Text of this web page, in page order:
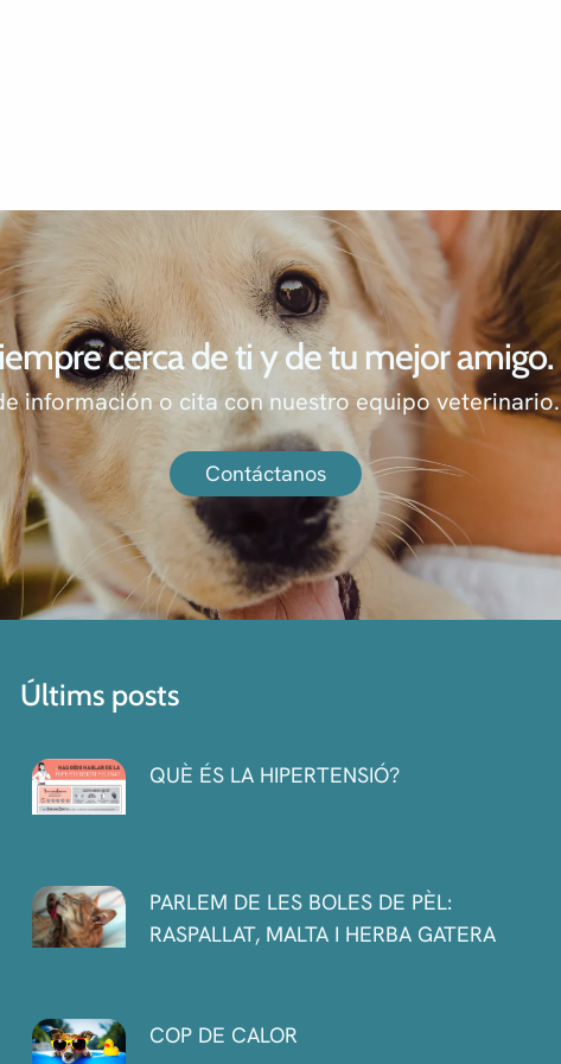
cerca de ti y de tu mejor amigo.
información o cita con nuestro equipo veterinario.
Contáctanos
Últims posts
QUÈ ÉS LA HIPERTENSIÓ?
PARLEM DE LES BOLES DE PÈL:
RASPALLAT, MALTA I HERBA GATERA
COP DE CALOR